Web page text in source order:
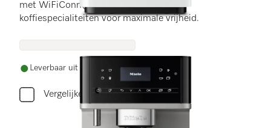
met WiFiConn@ct en veelzijdige
koffiespecialiteiten voor maximale vrijheid.
Leverbaar uit voorraad met gratis levering
Vergelijken